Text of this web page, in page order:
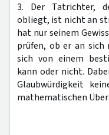
3. Der Tatrichter,
obliegt, ist nicht an
hat nur seinem
prüfen, ob er an sich
sich von einem
kann oder nicht.
Glaubwürdigkeit
mathematischen